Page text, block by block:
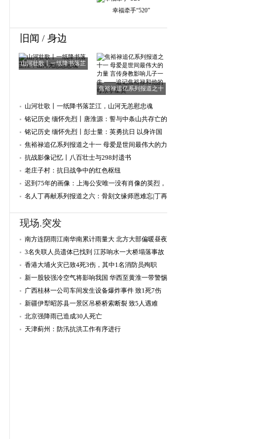
幸福牵手“520”
旧闻 / 身边
山河壮歌丨一纸降书落芷
焦裕禄追亿系列报道之十
山河壮歌丨一纸降书落芷江，山河无恙慰忠魂
铭记历史 缅怀先烈丨唐淮源：誓与中条山共存亡的
抗日英烈
铭记历史 缅怀先烈丨彭士量：英勇抗日 以身许国
焦裕禄追亿系列报道之十一 母爱是世间最伟大的力
量 言传身教
抗战影像记忆丨八百壮士与298封遗书
老庄子村：抗日战争中的红色枢纽
迟到75年的画像：上海公安唯一没有肖像的英烈，
重现年轻模样
名人丁再献系列报道之六：骨刻文缘师恩难忘|丁再
现场.突发
南方连阴雨江南华南累计雨量大 北方大部偏暖昼夜
温差显著
3名失联人员遗体已找到 江苏响水一大桥塌落事故
造成5人死亡
香港大埔火灾已致4死3伤，其中1名消防员殉职
新一股较强冷空气将影响我国 华西至黄淮一带警惕
持续降雨致灾
广西桂林一公司车间发生设备爆炸事件 致1死7伤
新疆伊犁昭苏县一景区吊桥桥索断裂 致5人遇难
北京强降雨已造成30人死亡
天津蓟州：防汛抗洪工作有序进行